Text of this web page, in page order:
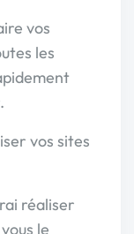
vos
les
vos sites
réaliser
le